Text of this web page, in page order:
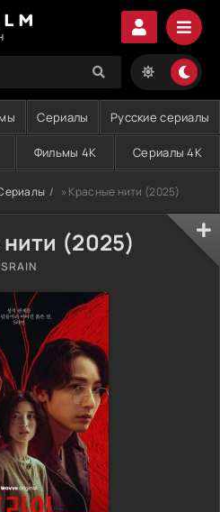
Сериалы Русские сериалы
Фильмы 4K Сериалы 4K
» Красные нити (2025)
(2025)
SRAIN